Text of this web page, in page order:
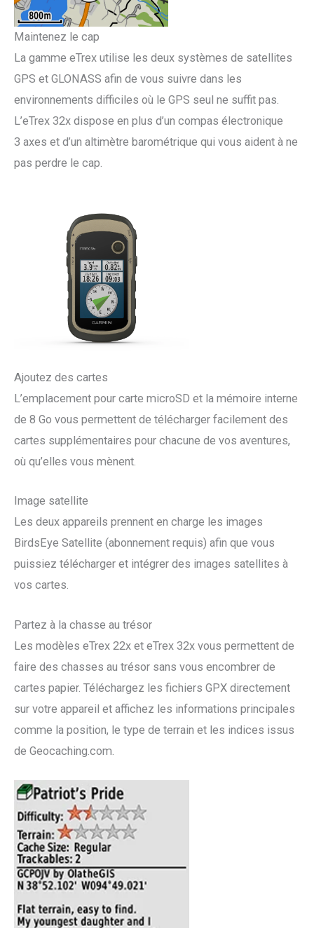
Maintenez le cap
La gamme eTrex utilise les deux systèmes de satellites
GPS et GLONASS afin de vous suivre dans les
environnements difficiles où le GPS seul ne suffit pas.
L’eTrex 32x dispose en plus d’un compas électronique
3 axes et d’un altimètre barométrique qui vous aident à ne
pas perdre le cap.
Ajoutez des cartes
L’emplacement pour carte microSD et la mémoire interne
de 8 Go vous permettent de télécharger facilement des
cartes supplémentaires pour chacune de vos aventures,
où qu’elles vous mènent.
Image satellite
Les deux appareils prennent en charge les images
BirdsEye Satellite (abonnement requis) afin que vous
puissiez télécharger et intégrer des images satellites à
vos cartes.
Partez à la chasse au trésor
Les modèles eTrex 22x et eTrex 32x vous permettent de
faire des chasses au trésor sans vous encombrer de
cartes papier. Téléchargez les fichiers GPX directement
sur votre appareil et affichez les informations principales
comme la position, le type de terrain et les indices issus
de Geocaching.com.